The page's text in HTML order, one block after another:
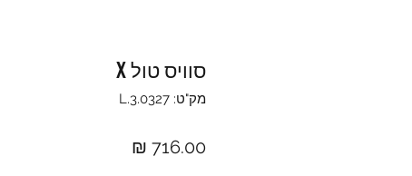
סוויס טול X
מק"ט: L.3.0327